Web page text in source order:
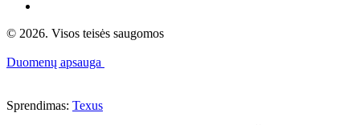
© 2026. Visos teisės saugomos
Duomenų apsauga
Sprendimas: Texus